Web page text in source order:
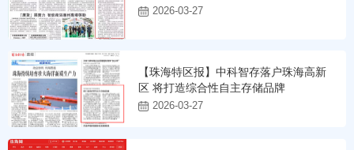
2026-03-27
【珠海特区报】中科智存落户珠海高新
区 将打造综合性自主存储品牌
2026-03-27